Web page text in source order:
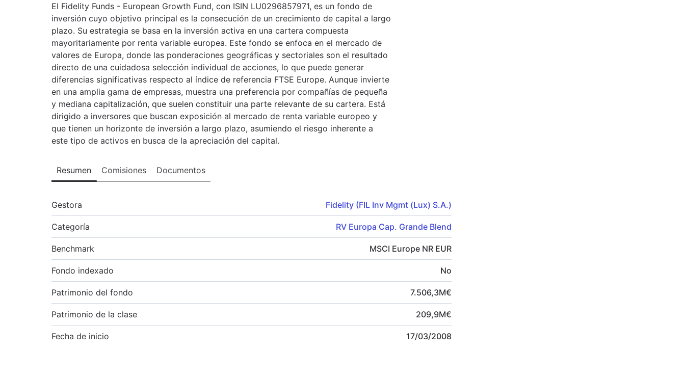
El Fidelity Funds - European Growth Fund, con ISIN LU0296857971, es un fondo de
inversión cuyo objetivo principal es la consecución de un crecimiento de capital a largo
plazo. Su estrategia se basa en la inversión activa en una cartera compuesta
mayoritariamente por renta variable europea. Este fondo se enfoca en el mercado de
valores de Europa, donde las ponderaciones geográficas y sectoriales son el resultado
directo de una cuidadosa selección individual de acciones, lo que puede generar
diferencias significativas respecto al índice de referencia FTSE Europe. Aunque invierte
en una amplia gama de empresas, muestra una preferencia por compañías de pequeña
y mediana capitalización, que suelen constituir una parte relevante de su cartera. Está
dirigido a inversores que buscan exposición al mercado de renta variable europeo y
que tienen un horizonte de inversión a largo plazo, asumiendo el riesgo inherente a
este tipo de activos en busca de la apreciación del capital.
Resumen Comisiones Documentos
Gestora Fidelity (FIL Inv Mgmt (Lux) S.A.)
Categoría RV Europa Cap. Grande Blend
Benchmark MSCI Europe NR EUR
Fondo indexado No
Patrimonio del fondo 7.506,3M€
Patrimonio de la clase 209,9M€
Fecha de inicio 17/03/2008